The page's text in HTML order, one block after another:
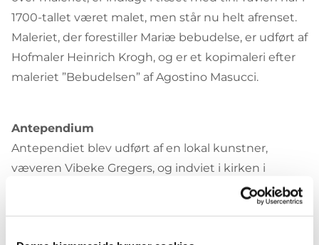
1700-tallet været malet, men står nu helt afrenset.
Maleriet, der forestiller Mariæ bebudelse, er udført af
Hofmaler Heinrich Krogh, og er et kopimaleri efter
maleriet ”Bebudelsen” af Agostino Masucci.
Antependium
Antependiet blev udført af en lokal kunstner,
væveren Vibeke Gregers, og indviet i kirken i
august 1995. Hendes tanker med antependiet var,
at det i abstrakt form forestiller et træ, der vokser